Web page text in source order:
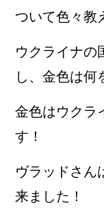
ついて色々教
ウクライナの
し、金色は何
金色はウクラ
す！
ヴラッドさん
来ました！